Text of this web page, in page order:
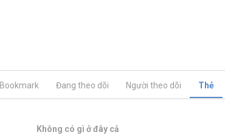
Bookmark Đang theo dõi Người theo dõi Thẻ
Không có gì ở đây cả